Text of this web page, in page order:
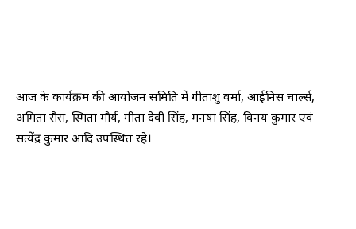
आज के कार्यक्रम की आयोजन समिति में गीताशु वर्मा, आईनिस चार्ल्स,
अमिता रौस, स्मिता मौर्य, गीता देवी सिंह, मनषा सिंह, विनय कुमार एवं
सत्येंद्र कुमार आदि उपस्थित रहे।